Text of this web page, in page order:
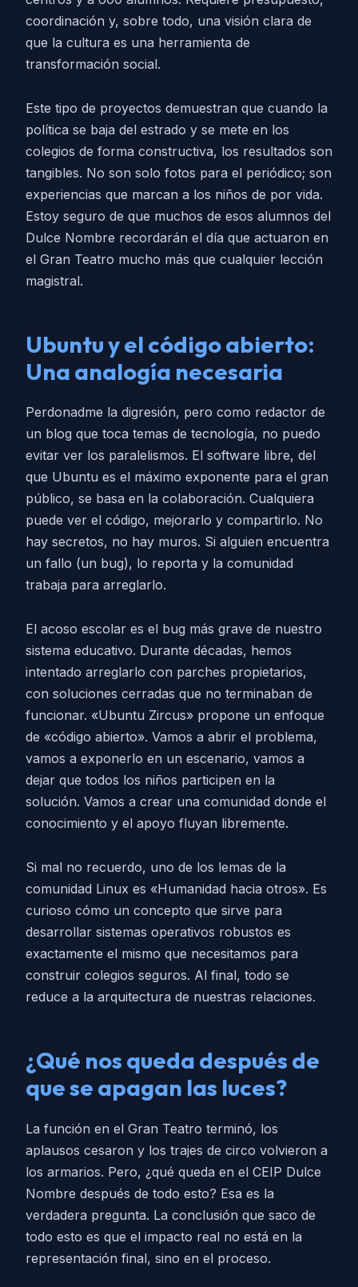
coordinación y, sobre todo, una visión clara de
que la cultura es una herramienta de
transformación social.
Este tipo de proyectos demuestran que cuando la
política se baja del estrado y se mete en los
colegios de forma constructiva, los resultados son
tangibles. No son solo fotos para el periódico; son
experiencias que marcan a los niños de por vida.
Estoy seguro de que muchos de esos alumnos del
Dulce Nombre recordarán el día que actuaron en
el Gran Teatro mucho más que cualquier lección
magistral.
Ubuntu y el código abierto:
Una analogía necesaria
Perdonadme la digresión, pero como redactor de
un blog que toca temas de tecnología, no puedo
evitar ver los paralelismos. El software libre, del
que Ubuntu es el máximo exponente para el gran
público, se basa en la colaboración. Cualquiera
puede ver el código, mejorarlo y compartirlo. No
hay secretos, no hay muros. Si alguien encuentra
un fallo (un bug), lo reporta y la comunidad
trabaja para arreglarlo.
El acoso escolar es el bug más grave de nuestro
sistema educativo. Durante décadas, hemos
intentado arreglarlo con parches propietarios,
con soluciones cerradas que no terminaban de
funcionar. «Ubuntu Zircus» propone un enfoque
de «código abierto». Vamos a abrir el problema,
vamos a exponerlo en un escenario, vamos a
dejar que todos los niños participen en la
solución. Vamos a crear una comunidad donde el
conocimiento y el apoyo fluyan libremente.
Si mal no recuerdo, uno de los lemas de la
comunidad Linux es «Humanidad hacia otros». Es
curioso cómo un concepto que sirve para
desarrollar sistemas operativos robustos es
exactamente el mismo que necesitamos para
construir colegios seguros. Al final, todo se
reduce a la arquitectura de nuestras relaciones.
¿Qué nos queda después de
que se apagan las luces?
La función en el Gran Teatro terminó, los
aplausos cesaron y los trajes de circo volvieron a
los armarios. Pero, ¿qué queda en el CEIP Dulce
Nombre después de todo esto? Esa es la
verdadera pregunta. La conclusión que saco de
todo esto es que el impacto real no está en la
representación final, sino en el proceso.